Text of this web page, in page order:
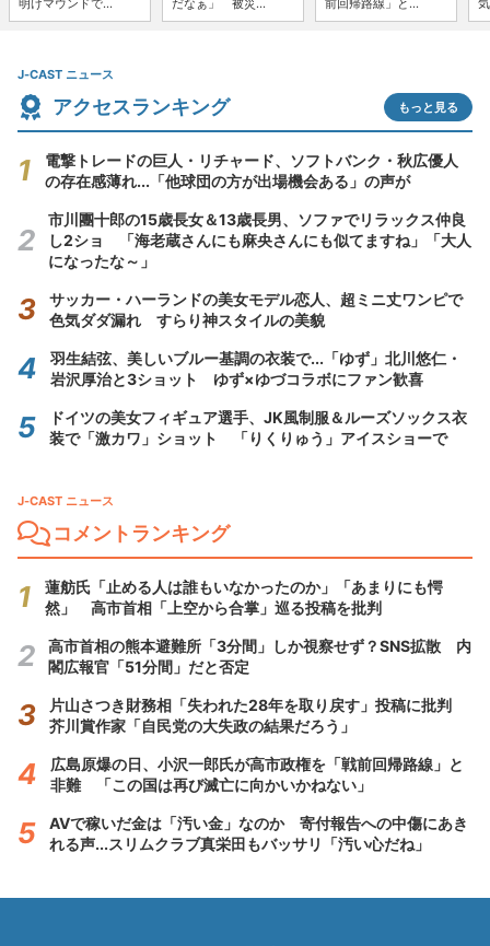
明けマウンドで...
だなぁ」 被災...
前回帰路線」と...
J-CAST ニュース
アクセスランキング もっと見る
電撃トレードの巨人・リチャード、ソフトバンク・秋広優人
の存在感薄れ...「他球団の方が出場機会ある」の声が
市川團十郎の15歳長女＆13歳長男、ソファでリラックス仲良
し2ショ 「海老蔵さんにも麻央さんにも似てますね」「大人
になったな～」
サッカー・ハーランドの美女モデル恋人、超ミニ丈ワンピで
色気ダダ漏れ すらり神スタイルの美貌
羽生結弦、美しいブルー基調の衣装で...「ゆず」北川悠仁・
岩沢厚治と3ショット ゆず×ゆづコラボにファン歓喜
ドイツの美女フィギュア選手、JK風制服＆ルーズソックス衣
装で「激カワ」ショット 「りくりゅう」アイスショーで
J-CAST ニュース
コメントランキング
蓮舫氏「止める人は誰もいなかったのか」「あまりにも愕
然」 高市首相「上空から合掌」巡る投稿を批判
高市首相の熊本避難所「3分間」しか視察せず？SNS拡散 内
閣広報官「51分間」だと否定
片山さつき財務相「失われた28年を取り戻す」投稿に批判
芥川賞作家「自民党の大失政の結果だろう」
広島原爆の日、小沢一郎氏が高市政権を「戦前回帰路線」と
非難 「この国は再び滅亡に向かいかねない」
AVで稼いだ金は「汚い金」なのか 寄付報告への中傷にあき
れる声...スリムクラブ真栄田もバッサリ「汚い心だね」